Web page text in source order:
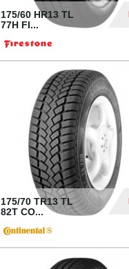
175/60 HR13 TL
77H FI...
175/70 TR13 TL
82T CO...